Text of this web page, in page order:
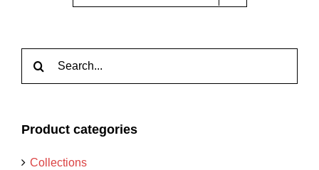
Product categories
Collections